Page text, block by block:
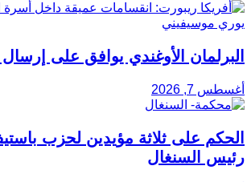
البرلمان الأوغندي يوافق على
أغسطس 7, 2026
الحكم على ثلاثة مؤيدين لحزب
رئيس السنغال